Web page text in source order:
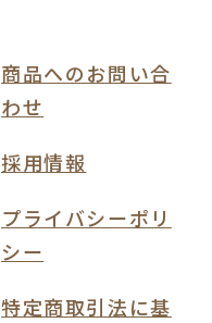
商品へのお問い合
わせ
採用情報
プライバシーポリ
シー
特定商取引法に基